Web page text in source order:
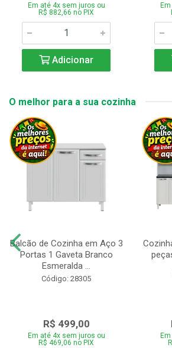
Em até 4x sem juros ou
R$ 882,66 no PIX
Adicionar
O melhor para a sua cozinha
Balcão de Cozinha em Aço 3
Portas 1 Gaveta Branco
Esmeralda ...
Código: 28305
R$ 499,00
Em até 4x sem juros ou
R$ 469,06 no PIX